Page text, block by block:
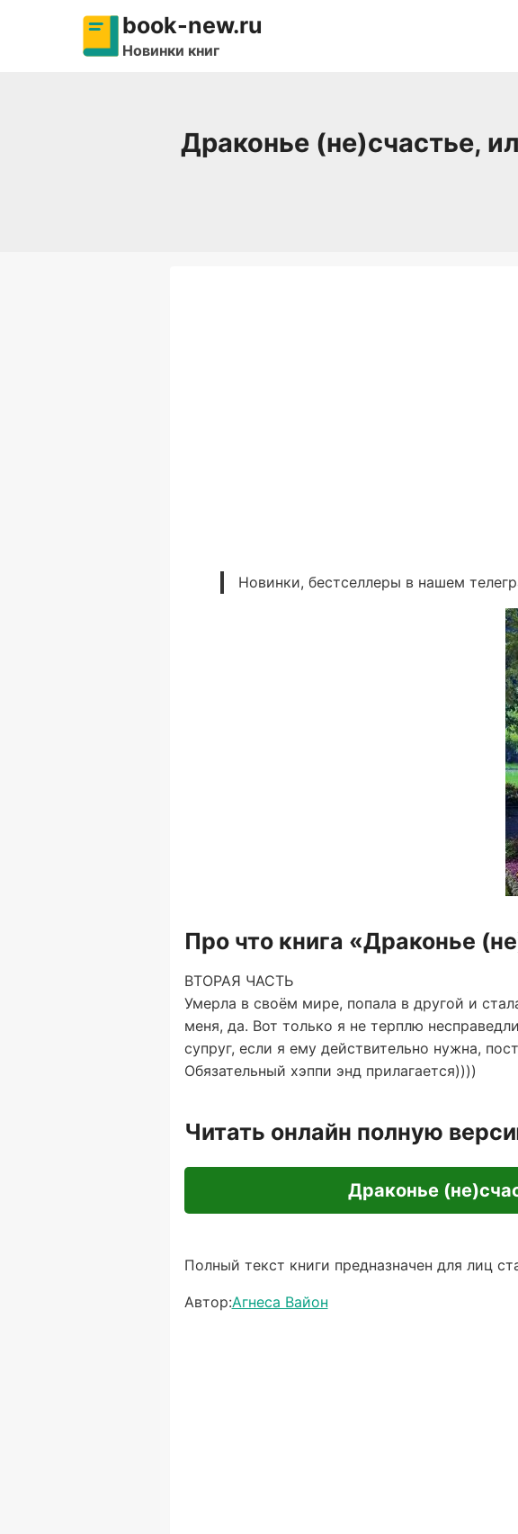
содержимому
book-new.ru
Новинки книг
Драконье (не)счастье,
Новинки, бестселлеры в нашем
Про что книга «Драконье
ВТОРАЯ ЧАСТЬ
Умерла в своём мире, попала в другой и
меня, да. Вот только я не терплю
супруг, если я ему действительно нужна,
Обязательный хэппи энд прилагается))))
Читать онлайн полную
Драконье
Полный текст книги предназначен для лиц
Автор:Агнеса Вайон